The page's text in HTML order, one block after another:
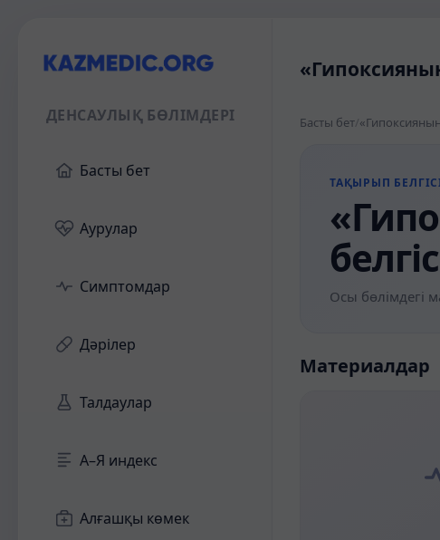
ДЕНСАУЛЫҚ БӨЛІМДЕРІ
Басты бет
Аурулар
Симптомдар
Дәрілер
Талдаулар
А–Я индекс
Алғашқы көмек
«Гипоксияның
Басты бет/«Гипоксияның
ТАҚЫРЫП
Осы бөлімдегі
Материалдар